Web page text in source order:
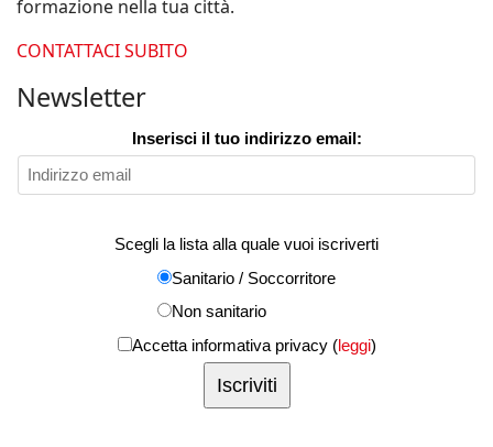
formazione nella tua città.
CONTATTACI SUBITO
Newsletter
Inserisci il tuo indirizzo email:
Scegli la lista alla quale vuoi iscriverti
Sanitario / Soccorritore
Non sanitario
Accetta informativa privacy (leggi)